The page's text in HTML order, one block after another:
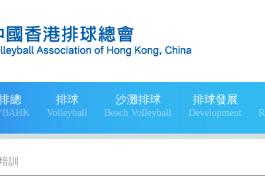
總 排球
Volleyball
沙灘排球
Beach Volleyball
排球發展
Development
訓